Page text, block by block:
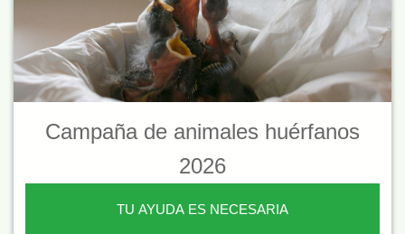
Campaña de animales huérfanos
2026
TU AYUDA ES NECESARIA